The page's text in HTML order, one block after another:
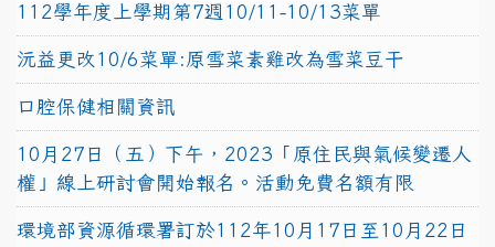
112學年度上學期第7週10/11-10/13菜單
沅益更改10/6菜單:原雪菜素雞改為雪菜豆干
口腔保健相關資訊
10月27日（五）下午，2023「原住民與氣候變遷人
權」線上研討會開始報名。活動免費名額有限
環境部資源循環署訂於112年10月17日至10月22日